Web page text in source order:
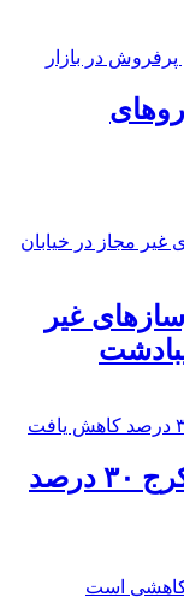
غیر
️قیمت مسکن در کرج ۳۰ درصد